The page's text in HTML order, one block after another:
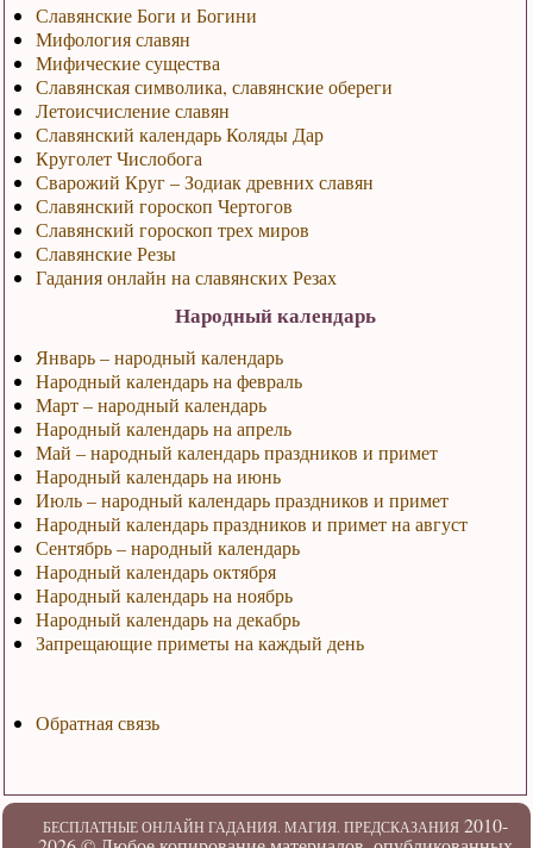
Славянские Боги и Богини
Мифология славян
Мифические существа
Славянская символика, славянские обереги
Летоисчисление славян
Славянский календарь Коляды Дар
Круголет Числобога
Сварожий Круг – Зодиак древних славян
Славянский гороскоп Чертогов
Славянский гороскоп трех миров
Славянские Резы
Гадания онлайн на славянских Резах
Народный календарь
Январь – народный календарь
Народный календарь на февраль
Март – народный календарь
Народный календарь на апрель
Май – народный календарь праздников и примет
Народный календарь на июнь
Июль – народный календарь праздников и примет
Народный календарь праздников и примет на август
Сентябрь – народный календарь
Народный календарь октября
Народный календарь на ноябрь
Народный календарь на декабрь
Запрещающие приметы на каждый день
Обратная связь
БЕСПЛАТНЫЕ ОНЛАЙН ГАДАНИЯ. МАГИЯ. ПРЕДСКАЗАНИЯ2010-